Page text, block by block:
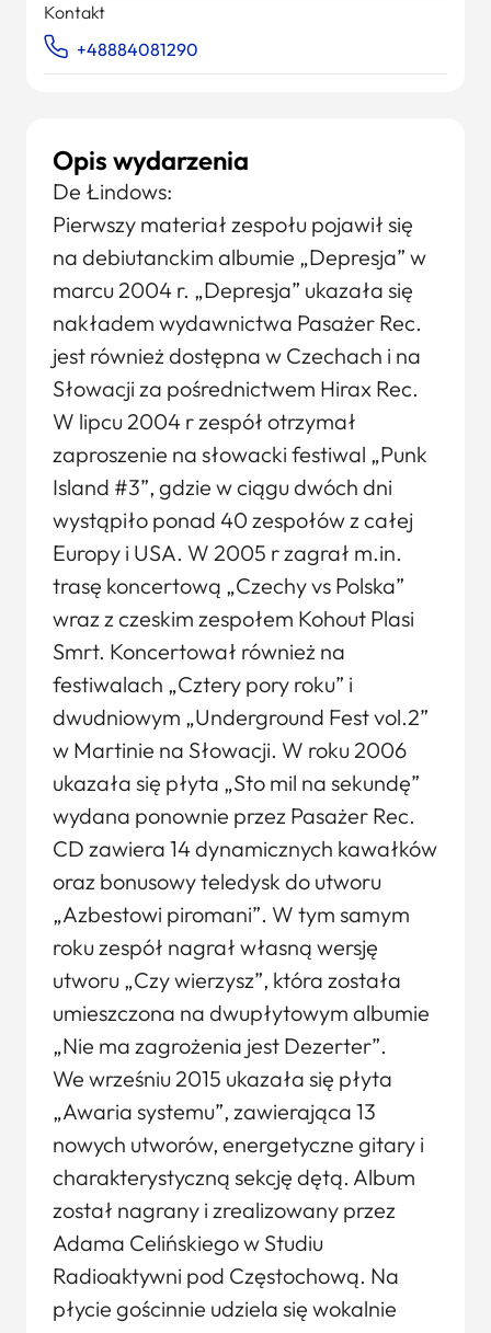
Opis wydarzenia
De Łindows:
Pierwszy materiał zespołu pojawił się
na debiutanckim albumie „Depresja” w
marcu 2004 r. „Depresja” ukazała się
nakładem wydawnictwa Pasażer Rec.
jest również dostępna w Czechach i na
Słowacji za pośrednictwem Hirax Rec.
W lipcu 2004 r zespół otrzymał
zaproszenie na słowacki festiwal „Punk
Island #3”, gdzie w ciągu dwóch dni
wystąpiło ponad 40 zespołów z całej
Europy i USA. W 2005 r zagrał m.in.
trasę koncertową „Czechy vs Polska”
wraz z czeskim zespołem Kohout Plasi
Smrt. Koncertował również na
festiwalach „Cztery pory roku” i
dwudniowym „Underground Fest vol.2”
w Martinie na Słowacji. W roku 2006
ukazała się płyta „Sto mil na sekundę”
wydana ponownie przez Pasażer Rec.
CD zawiera 14 dynamicznych kawałków
oraz bonusowy teledysk do utworu
„Azbestowi piromani”. W tym samym
roku zespół nagrał własną wersję
utworu „Czy wierzysz”, która została
umieszczona na dwupłytowym albumie
„Nie ma zagrożenia jest Dezerter”.
We wrześniu 2015 ukazała się płyta
„Awaria systemu”, zawierająca 13
nowych utworów, energetyczne gitary i
charakterystyczną sekcję dętą. Album
został nagrany i zrealizowany przez
Adama Celińskiego w Studiu
Radioaktywni pod Częstochową. Na
płycie gościnnie udziela się wokalnie
Kontakt
+48884081290